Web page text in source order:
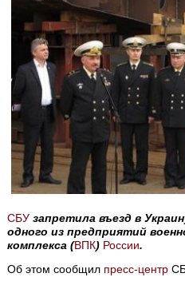
СБУ запретила въезд в
одного из предприятий
комплекса (ВПК) России.
Об этом сообщил пресс-центр